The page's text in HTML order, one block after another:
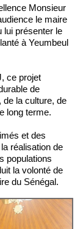
Monsieur
le maire
lui présenter le
à Yeumbeul
ce projet
de
de la culture, de
long terme.
et des
réalisation de
populations
la volonté de
du Sénégal.